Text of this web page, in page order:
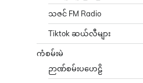
သဇင် FM Radio
Tiktok ဆယ်လီများ
ကံစမ်းမဲ
ဉာဏ်စမ်းပဟေဠိ